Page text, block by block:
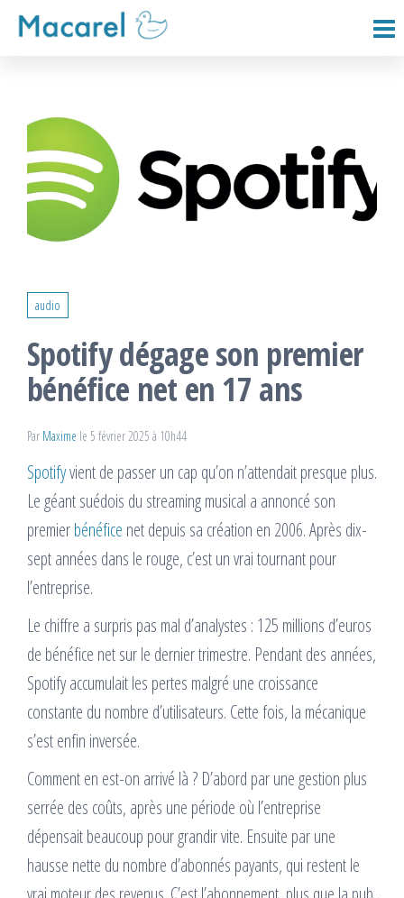
Passer
audio
Spotify dégage son premier
bénéfice net en 17 ans
Par Maxime le 5 février 2025 à 10h44
Spotifyvient de passer un cap qu’on n’attendait presque plus.
Le géant suédois du streaming musical a annoncé son
premierbénéfice net depuis sa création en 2006. Après dix-
sept années dans le rouge, c’est un vrai tournant pour
l’entreprise.
Le chiffre a surpris pas mal d’analystes : 125 millions d’euros
de bénéfice net sur le dernier trimestre. Pendant des années,
Spotify accumulait les pertes malgré une croissance
constante du nombre d’utilisateurs. Cette fois, la mécanique
s’est enfin inversée.
Comment en est-on arrivé là ? D’abord par une gestion plus
serrée des coûts, après une période où l’entreprise
dépensait beaucoup pour grandir vite. Ensuite par une
hausse nette du nombre d’abonnés payants, qui restent le